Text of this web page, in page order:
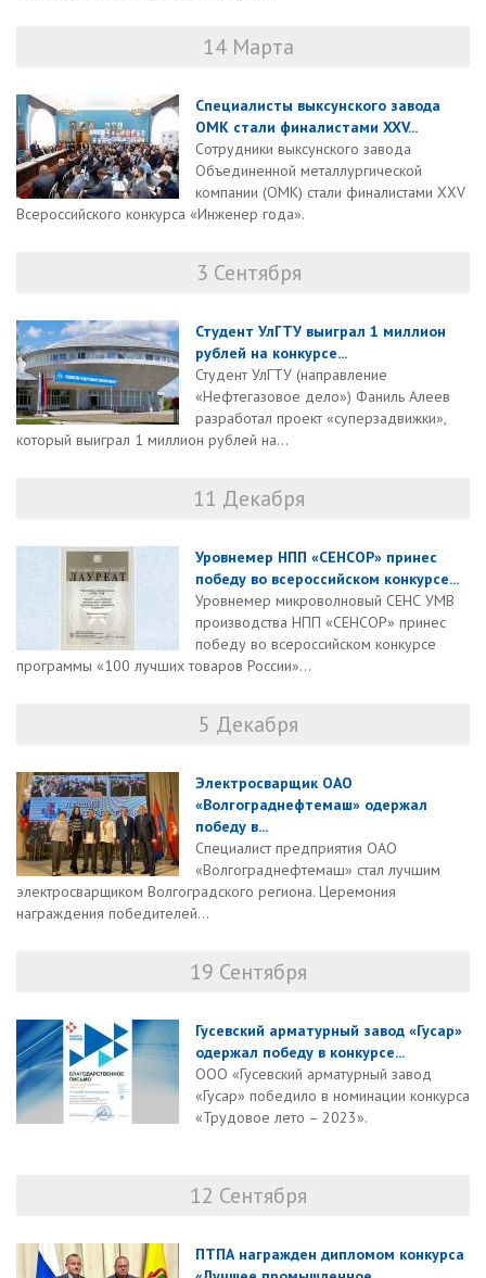
14 Марта
Специалисты выксунского завода
ОМК стали финалистами XXV...
Сотрудники выксунского завода
Объединенной металлургической
компании (ОМК) стали финалистами XXV
Всероссийского конкурса «Инженер года».
3 Сентября
Студент УлГТУ выиграл 1 миллион
рублей на конкурсе...
Студент УлГТУ (направление
«Нефтегазовое дело») Фаниль Алеев
разработал проект «суперзадвижки»,
который выиграл 1 миллион рублей на...
11 Декабря
Уровнемер НПП «СЕНСОР» принес
победу во всероссийском конкурсе...
Уровнемер микроволновый СЕНС УМВ
производства НПП «СЕНСОР» принес
победу во всероссийском конкурсе
программы «100 лучших товаров России»...
5 Декабря
Электросварщик ОАО
«Волгограднефтемаш» одержал
победу в...
Специалист предприятия ОАО
«Волгограднефтемаш» стал лучшим
электросварщиком Волгоградского региона. Церемония
награждения победителей...
19 Сентября
Гусевский арматурный завод «Гусар»
одержал победу в конкурсе...
ООО «Гусевский арматурный завод
«Гусар» победило в номинации конкурса
«Трудовое лето – 2023».
12 Сентября
ПТПА награжден дипломом конкурса